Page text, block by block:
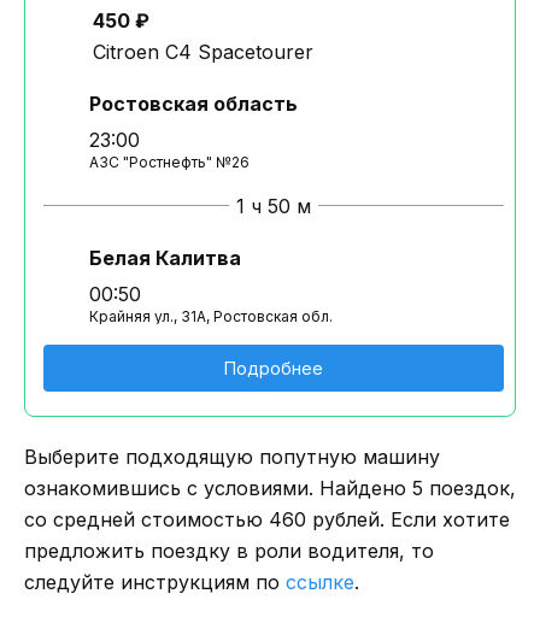
450 ₽
Citroen C4 Spacetourer
Ростовская область
23:00
АЗС "Ростнефть" №26
1 ч 50 м
Белая Калитва
00:50
Крайняя ул., 31А, Ростовская обл.
Подробнее
Выберите подходящую попутную машину
ознакомившись с условиями. Найдено 5 поездок,
со средней стоимостью 460 рублей. Если хотите
предложить поездку в роли водителя, то
следуйте инструкциям по ссылке.